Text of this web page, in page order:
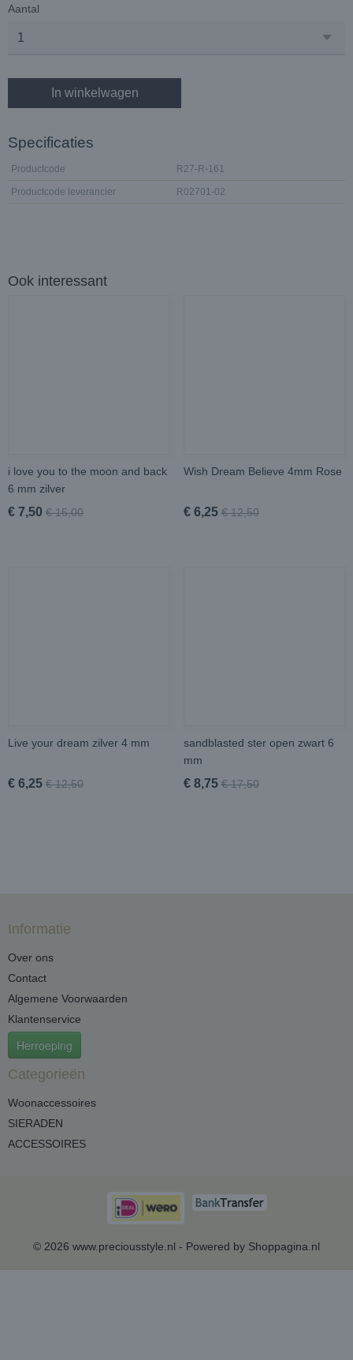
Aantal
In winkelwagen
Specificaties
Productcode R27-R-161
Productcode leverancier R02701-02
Ook interessant
i love you to the moon and back
6 mm zilver
€ 7,50 € 15,00
Wish Dream Believe 4mm Rose
€ 6,25 € 12,50
Live your dream zilver 4 mm
€ 6,25 € 12,50
sandblasted ster open zwart 6
mm
€ 8,75 € 17,50
Informatie
Over ons
Contact
Algemene Voorwaarden
Klantenservice
Herroeping
Categorieën
Woonaccessoires
SIERADEN
ACCESSOIRES
© 2026 www.preciousstyle.nl - Powered by Shoppagina.nl